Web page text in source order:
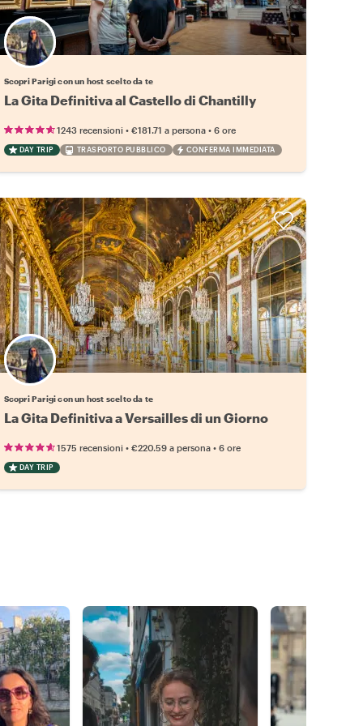
Scegli il tuo local preferito
Scopri Parigi con un host scelto da te
La Gita Definitiva al Castello di Chantilly
1243 recensioni• €181.71 a persona• 6 ore
DAY TRIP TRASPORTO PUBBLICO CONFERMA IMMEDIATA
Scegli il tuo local preferito
Scopri Parigi con un host scelto da te
La Gita Definitiva a Versailles di un Giorno
1575 recensioni• €220.59 a persona• 6 ore
DAY TRIP